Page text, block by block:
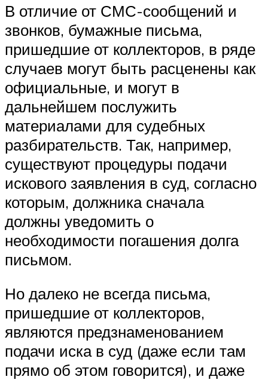
В отличие от СМС-сообщений и
звонков, бумажные письма,
пришедшие от коллекторов, в ряде
случаев могут быть расценены как
официальные, и могут в
дальнейшем послужить
материалами для судебных
разбирательств. Так, например,
существуют процедуры подачи
искового заявления в суд, согласно
которым, должника сначала
должны уведомить о
необходимости погашения долга
письмом.
Но далеко не всегда письма,
пришедшие от коллекторов,
являются предзнаменованием
подачи иска в суд (даже если там
прямо об этом говорится), и даже